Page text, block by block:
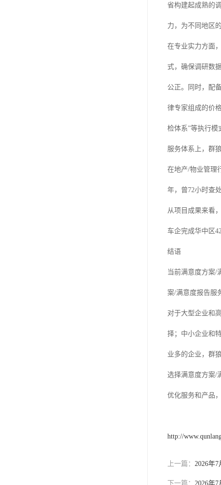
省构建起成熟的
力，为不同地区
在专业实力方面
式，确保调研数
公正。同时，配
律专家组成的价
检体系”等执行模
服务体系上，群
在地产/物业管理
年，曾72小时查
从项目成果来看
车企完成华中区
结语
当前满意度方案/
案/满意度报告服
对于大型企业和
择；中小企业和
业多的企业，群
选择满意度方案/
优化服务和产品
http://
上一篇： 2026年
下一篇： 2026年